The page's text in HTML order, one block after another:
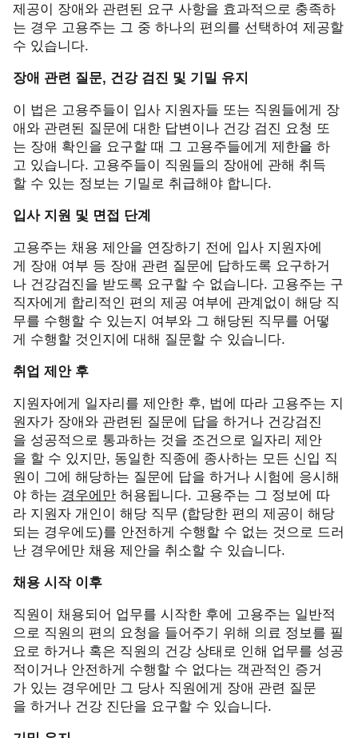
제공이 장애와 관련된 요구 사항을 효과적으로 충족하
는 경우 고용주는 그 중 하나의 편의를 선택하여 제공할
수 있습니다.
장애 관련 질문, 건강 검진 및 기밀 유지
이 법은 고용주들이
입사 지원자들 또는 직원들에게 장
애와 관련된 질문에 대한 답변이나 건강 검진 요청 또
는 장애 확인을 요구할 때 그 고용주들에게 제한을 하
고 있습니다. 고용주들이 직원들의 장애에 관해 취득
할 수 있는 정보는 기밀로 취급해야 합니다.
입사 지원 및 면접 단계
고용주는 채용 제안을 연장하기 전에 입사 지원자에
게 장애 여부 등 장애 관련 질문에 답하도록 요구하거
나 건강검진을 받도록 요구할 수 없습니다. 고용주는 구
직자에게 합리적인 편의 제공 여부에 관계없이 해당 직
무를 수행할 수 있는지 여부와 그 해당된 직무를 어떻
게 수행할 것인지에 대해 질문할 수 있습니다.
취업 제안 후
지원자에게 일자리를 제안한 후, 법에 따라 고용주는 지
원자가 장애와 관련된 질문에 답을 하거나 건강검진
을 성공적으로 통과하는 것을 조건으로 일자리 제안
을 할 수 있지만, 동일한 직종에 종사하는 모든 신입 직
원이 그에 해당하는 질문에 답을 하거나 시험에 응시해
야 하는 경우에만 허용됩니다. 고용주는 그 정보에 따
라 지원자 개인이 해당 직무 (합당한 편의 제공이 해당
되는 경우에도)를 안전하게 수행할 수 없는 것으로 드러
난 경우에만 채용 제안을 취소할 수 있습니다.
채용 시작 이후
직원이 채용되어 업무를 시작한 후에 고용주는 일반적
으로 직원의 편의 요청을 들어주기 위해 의료 정보를 필
요로 하거나 혹은 직원의 건강 상태로 인해 업무를 성공
적이거나 안전하게 수행할 수 없다는 객관적인 증거
가 있는 경우에만 그 당사 직원에게 장애 관련 질문
을 하거나 건강 진단을 요구할 수 있습니다.